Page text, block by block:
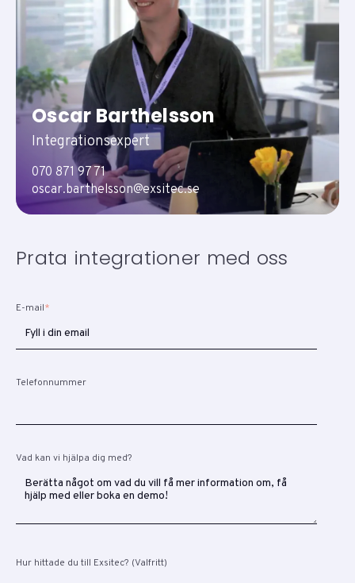
Oscar Barthelsson
Integrationsexpert
070 871 97 71
oscar.barthelsson@exsitec.se
Prata integrationer med oss
E-mail*
Telefonnummer
Vad kan vi hjälpa dig med?
Hur hittade du till Exsitec? (Valfritt)